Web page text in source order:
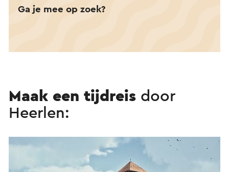
Ga je mee op zoek?
Maak een tijdreis door
Heerlen: